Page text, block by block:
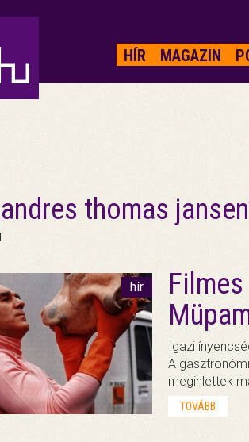
HÍR MAGAZIN
thomas
hír
Igazi
A
megihlettek
TOVÁBB